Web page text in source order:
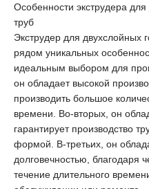
Особенности экструдера
труб
Экструдер для двухслойных
рядом уникальных
идеальным выбором для
он обладает высокой
производить большое
времени. Во-вторых, он
гарантирует производство
формой. В-третьих, он
долговечностью, благодаря
течение длительного